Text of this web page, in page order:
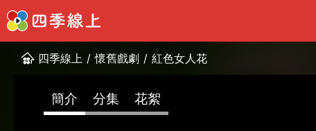
四季線上 / 懷舊戲劇 / 紅色女人花
簡介 分集 花絮